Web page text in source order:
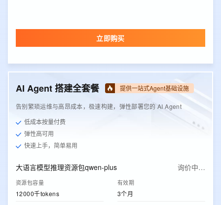
立即购买
AI Agent 搭建全套餐 提供一站式Agent基础设施
告别繁琐运维与高昂成本，极速构建，弹性部署您的 AI Agent
低成本按量付费
弹性高可用
快速上手，简单易用
大语言模型推理资源包qwen-plus 询价中…
资源包容量
12000千tokens
有效期
3个月